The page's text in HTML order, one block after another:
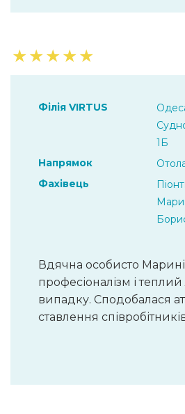
★★★★★
Філія VIRTUS
1Б
Напрямок
Фахівець
Вдячна особисто Марині
професіоналізм і
випадку. Сподобалася
ставлення